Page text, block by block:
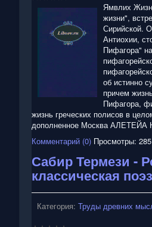
Ямвлих
жизни",
Сирийской.
Антиохии,
Пифагора"
об истинно
причем
Пифагора,
жизнь греческих полисов в
дополненное Москва
Комментарий (0) Просмотры:
Сабир Термези -
классическая
Категория: Труды древних